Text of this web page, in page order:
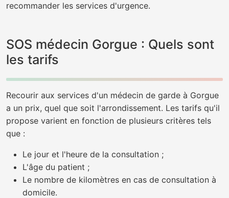
recommander les services d'urgence.
SOS médecin Gorgue : Quels sont
les tarifs
Recourir aux services d'un médecin de garde à Gorgue
a un prix, quel que soit l'arrondissement. Les tarifs qu'il
propose varient en fonction de plusieurs critères tels
que :
Le jour et l'heure de la consultation ;
L'âge du patient ;
Le nombre de kilomètres en cas de consultation à
domicile.